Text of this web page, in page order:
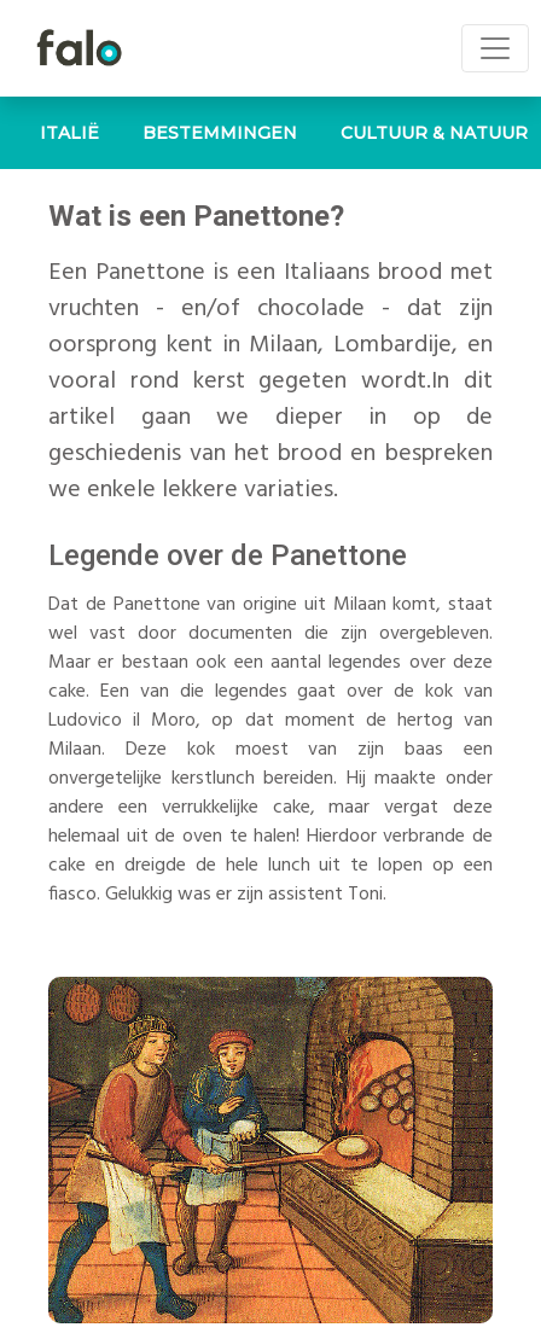
ITALIË BESTEMMINGEN CULTUUR & NATUUR
Wat is een Panettone?
Een Panettone is een Italiaans brood met
vruchten - en/of chocolade - dat zijn
oorsprong kent in Milaan, Lombardije, en
vooral rond kerst gegeten wordt.In dit
artikel gaan we dieper in op de
geschiedenis van het brood en bespreken
we enkele lekkere variaties.
Legende over de Panettone
Dat de Panettone van origine uit Milaan komt, staat
wel vast door documenten die zijn overgebleven.
Maar er bestaan ook een aantal legendes over deze
cake. Een van die legendes gaat over de kok van
Ludovico il Moro, op dat moment de hertog van
Milaan. Deze kok moest van zijn baas een
onvergetelijke kerstlunch bereiden. Hij maakte onder
andere een verrukkelijke cake, maar vergat deze
helemaal uit de oven te halen! Hierdoor verbrande de
cake en dreigde de hele lunch uit te lopen op een
fiasco. Gelukkig was er zijn assistent Toni.